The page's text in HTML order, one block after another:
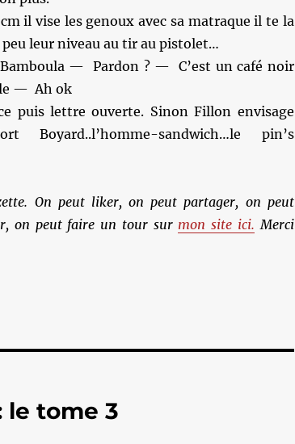
il vise les genoux avec sa matraque il te la
leur niveau au tir au pistolet…
— Pardon ? — C’est un café noir
— Ah ok
puis lettre ouverte. Sinon Fillon envisage
Boyard..l’homme-sandwich…le pin’s
On peut liker, on peut partager, on peut
on peut faire un tour sur mon site ici. Merci
le tome 3